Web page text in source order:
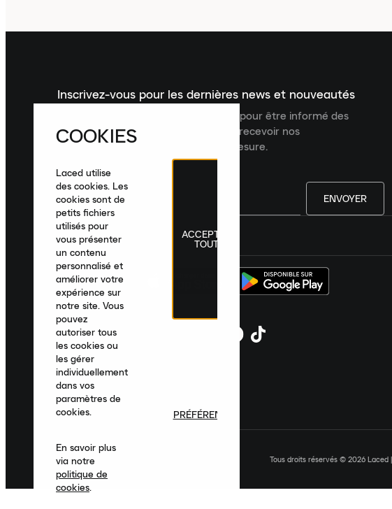
Inscrivez-vous pour les dernières news et nouveautés
Inscrivez-vous à la newsletter Laced pour être informé des
dernières nouveautés, collections et recevoir nos
recommandations de produits sur mesure.
ENVOYER
France|Français
Tous droits réservés © 2026 Laced
COOKIES
Laced utilise
des cookies. Les
cookies sont de
petits fichiers
utilisés pour
vous présenter
un contenu
personnalisé et
améliorer votre
expérience sur
notre site. Vous
pouvez
autoriser tous
les cookies ou
les gérer
individuellement
dans vos
paramètres de
cookies.
En savoir plus
via notre
politique de
cookies.
ACCEPTER
TOUT
PRÉFÉRENCES